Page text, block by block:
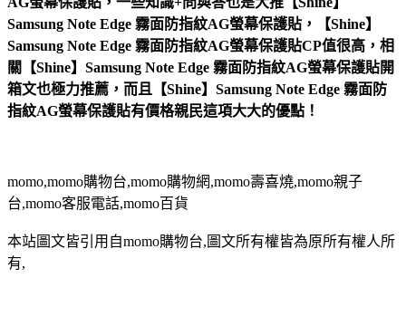
Samsung Note Edge 霧面防指紋AG螢幕保護貼，【Shine】
Samsung Note Edge 霧面防指紋AG螢幕保護貼CP值很高，相
關【Shine】Samsung Note Edge 霧面防指紋AG螢幕保護貼開
箱文也極力推薦，而且【Shine】Samsung Note Edge 霧面防
指紋AG螢幕保護貼有價格親民這項大大的優點！
momo,momo購物台,momo購物網,momo壽喜燒,momo親子
台,momo客服電話,momo百貨
本站圖文皆引用自momo購物台,圖文所有權皆為原所有權人所
有,